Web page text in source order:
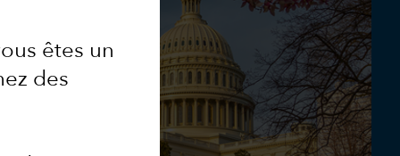
êtes un
des